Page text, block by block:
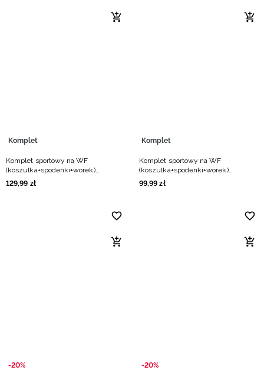
Komplet
Komplet sportowy na WF
(koszulka+spodenki+worek)
dziecięcy - czarny
129,99 zł
Komplet
Komplet sportowy na WF
(koszulka+spodenki+worek)
chłopięcy - czarny
99,99 zł
-20% -20%